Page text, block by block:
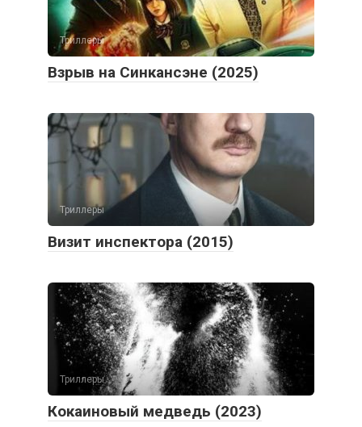
Триллеры
Взрыв на Синкансэне (2025)
Триллеры
Визит инспектора (2015)
Триллеры
Кокаиновый медведь (2023)